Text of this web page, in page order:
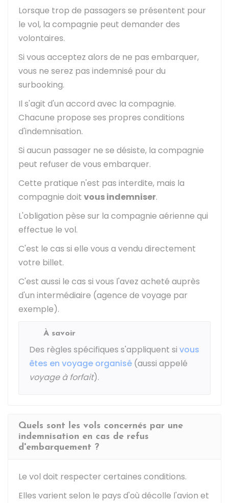
Lorsque trop de passagers se présentent pour
le vol, la compagnie peut demander des
volontaires.
Si vous acceptez alors de ne pas embarquer,
vous ne serez pas indemnisé pour du
surbooking.
Il s'agit d'un accord avec la compagnie.
Chacune propose ses propres conditions
d'indemnisation.
Si aucun passager ne se désiste, la compagnie
peut refuser de vous embarquer.
Cette pratique n'est pas interdite, mais la
compagnie doit vous indemniser.
L'obligation pèse sur la compagnie aérienne qui
effectue le vol.
C'est le cas si elle vous a vendu directement
votre billet.
C'est aussi le cas si vous l'avez acheté auprès
d'un intermédiaire (agence de voyage par
exemple).
À savoir
Des règles spécifiques s'appliquent si vous
êtes en voyage organisé (aussi appelé
voyage à forfait).
Quels sont les vols concernés par une
indemnisation en cas de refus
d'embarquement ?
Le vol doit respecter certaines conditions.
Elles varient selon le pays d'où décolle l'avion et